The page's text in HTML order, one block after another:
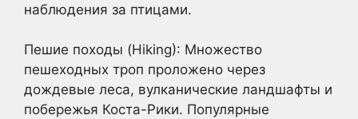
наблюдения за птицами.
Пешие походы (Hiking): Множество
пешеходных троп проложено через
дождевые леса, вулканические ландшафты и
побережья Коста-Рики. Популярные